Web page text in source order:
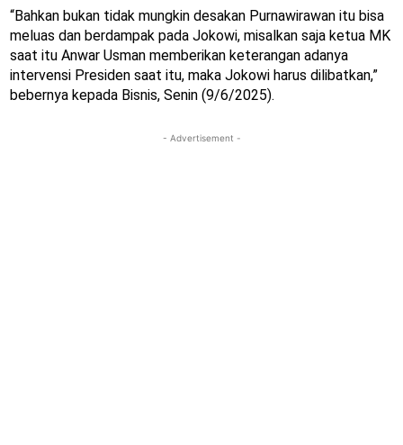
“Bahkan bukan tidak mungkin desakan Purnawirawan itu bisa
meluas dan berdampak pada Jokowi, misalkan saja ketua MK
saat itu Anwar Usman memberikan keterangan adanya
intervensi Presiden saat itu, maka Jokowi harus dilibatkan,”
bebernya kepada Bisnis, Senin (9/6/2025).
- Advertisement -